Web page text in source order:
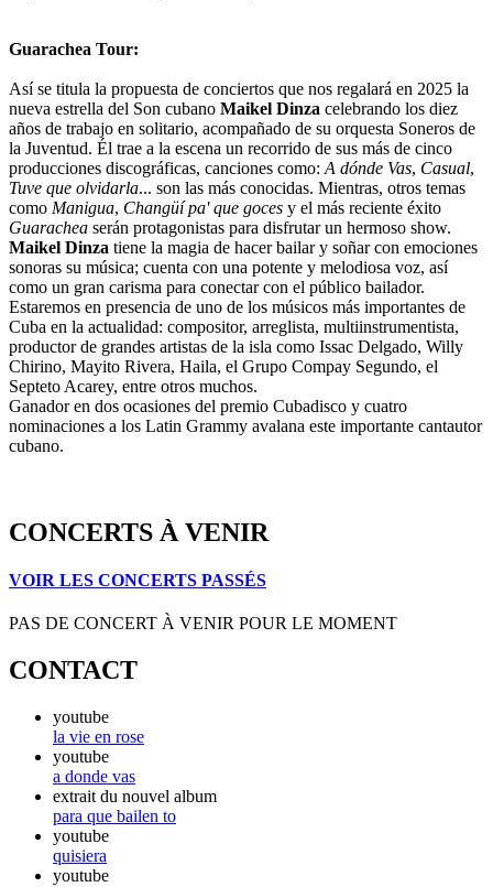
Guarachea Tour:
Así se titula la propuesta de conciertos que nos regalará en 2025 la
nueva estrella del Son cubano Maikel Dinza celebrando los diez
años de trabajo en solitario, acompañado de su orquesta Soneros de
la Juventud. Él trae a la escena un recorrido de sus más de cinco
producciones discográficas, canciones como: A dónde Vas, Casual,
Tuve que olvidarla... son las más conocidas. Mientras, otros temas
como Manigua, Changüí pa' que goces y el más reciente éxito
Guarachea serán protagonistas para disfrutar un hermoso show.
Maikel Dinza tiene la magia de hacer bailar y soñar con emociones
sonoras su música; cuenta con una potente y melodiosa voz, así
como un gran carisma para conectar con el público bailador.
Estaremos en presencia de uno de los músicos más importantes de
Cuba en la actualidad: compositor, arreglista, multiinstrumentista,
productor de grandes artistas de la isla como Issac Delgado, Willy
Chirino, Mayito Rivera, Haila, el Grupo Compay Segundo, el
Septeto Acarey, entre otros muchos.
Ganador en dos ocasiones del premio Cubadisco y cuatro
nominaciones a los Latin Grammy avalana este importante cantautor
cubano.
CONCERTS À VENIR
VOIR LES CONCERTS PASSÉS
PAS DE CONCERT À VENIR POUR LE MOMENT
CONTACT
youtube
la vie en rose
youtube
a donde vas
extrait du nouvel album
para que bailen to
youtube
quisiera
youtube